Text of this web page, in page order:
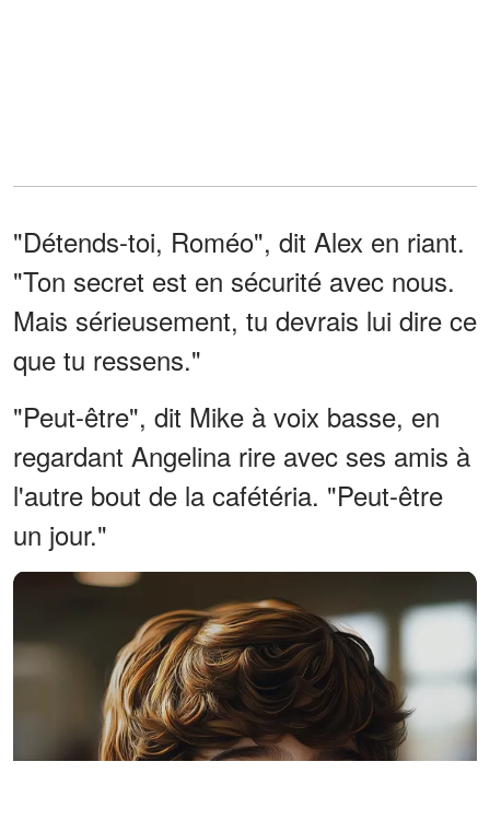
"Détends-toi, Roméo", dit Alex en riant.
"Ton secret est en sécurité avec nous.
Mais sérieusement, tu devrais lui dire ce
que tu ressens."
"Peut-être", dit Mike à voix basse, en
regardant Angelina rire avec ses amis à
l'autre bout de la cafétéria. "Peut-être
un jour."